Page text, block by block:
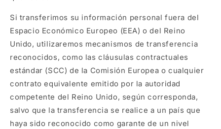
Si transferimos su información personal fuera del
Espacio Económico Europeo (EEA) o del Reino
Unido, utilizaremos mecanismos de transferencia
reconocidos, como las cláusulas contractuales
estándar (SCC) de la Comisión Europea o cualquier
contrato equivalente emitido por la autoridad
competente del Reino Unido, según corresponda,
salvo que la transferencia se realice a un país que
haya sido reconocido como garante de un nivel